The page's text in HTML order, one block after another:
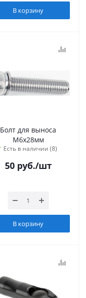
В корзину
Болт для выноса
M6x28мм
Есть в наличии (8)
50руб./шт
В корзину